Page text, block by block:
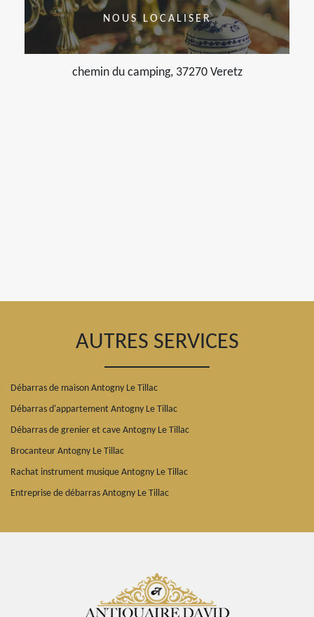
NOUS LOCALISER
chemin du camping, 37270 Veretz
AUTRES SERVICES
Débarras de maison Antogny Le Tillac
Débarras d'appartement Antogny Le Tillac
Débarras de grenier et cave Antogny Le Tillac
Brocanteur Antogny Le Tillac
Rachat instrument musique Antogny Le Tillac
Entreprise de débarras Antogny Le Tillac